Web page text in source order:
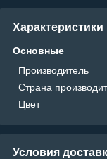
Характеристики
Основные
Производитель
Страна
Цвет
Условия